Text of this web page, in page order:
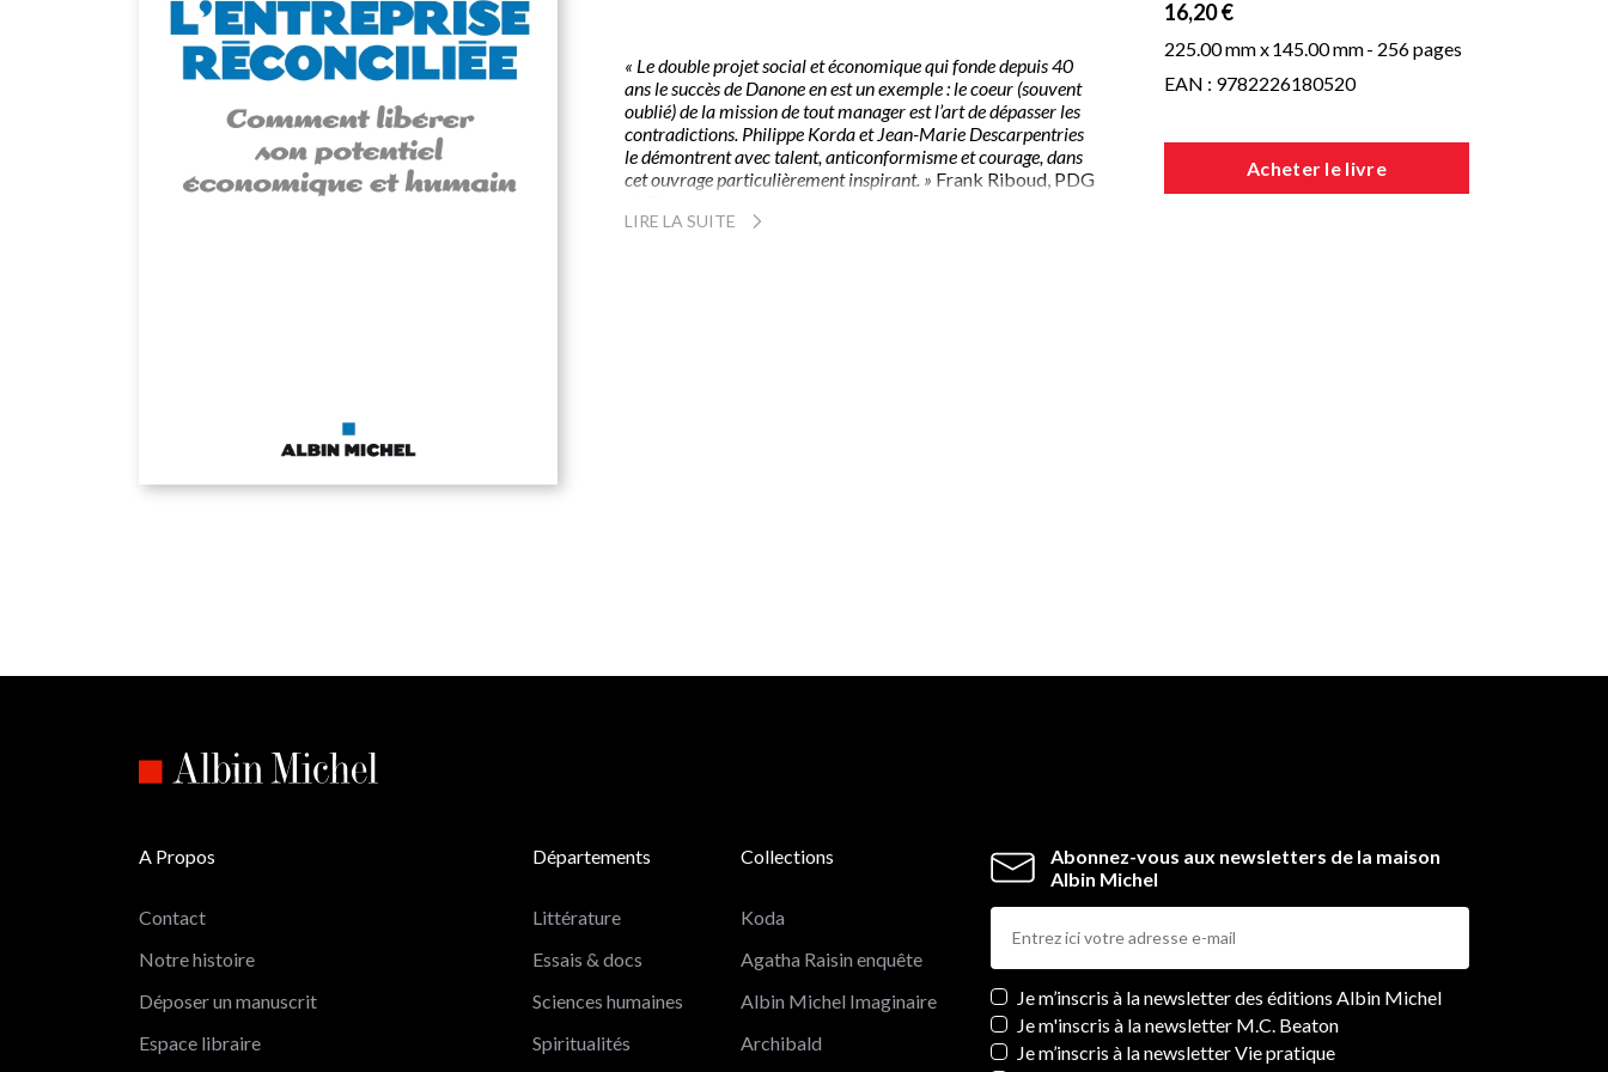
« Le double projet social et économique qui fonde depuis 40
ans le succès de Danone en est un exemple : le coeur (souvent
oublié) de la mission de tout manager est l’art de dépasser les
contradictions. Philippe Korda et Jean-Marie Descarpentries
le démontrent avec talent, anticonformisme et courage, dans
cet ouvrage particulièrement inspirant. » Frank Riboud, PDG
LIRE LA SUITE
16,20 €
225.00 mm x145.00 mm- 256 pages
EAN : 9782226180520
Acheter le livre
Abonnez-vous aux newsletters de la maison
Albin Michel
Newsletters
Je m’inscris à la newsletter des éditions Albin Michel
Je m'inscris à la newsletter M.C. Beaton
Je m’inscris à la newsletter Vie pratique
A Propos
Contact
Notre histoire
Déposer un manuscrit
Espace libraire
Départements
Littérature
Essais & docs
Sciences humaines
Spiritualités
Collections
Koda
Agatha Raisin enquête
Albin Michel Imaginaire
Archibald